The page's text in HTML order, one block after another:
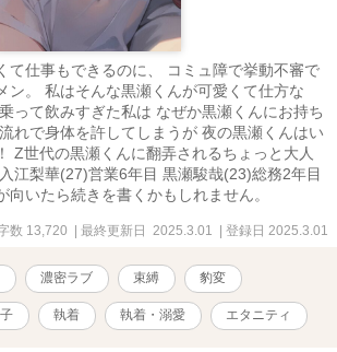
て仕事もできるのに、 コミュ障で挙動不審で
ン。 私はそんな黒瀬くんが可愛くて仕方な
って飲みすぎた私は なぜか黒瀬くんにお持ち
れで身体を許してしまうが 夜の黒瀬くんはい
Z世代の黒瀬くんに翻弄されるちょっと大人
江梨華(27)営業6年目 黒瀬駿哉(23)総務2年目
いたら続きを書くかもしれません。
数 13,720 | 最終更新日 2025.3.01 | 登録日 2025.3.01
濃密ラブ 束縛 豹変
執着 執着・溺愛 エタニティ